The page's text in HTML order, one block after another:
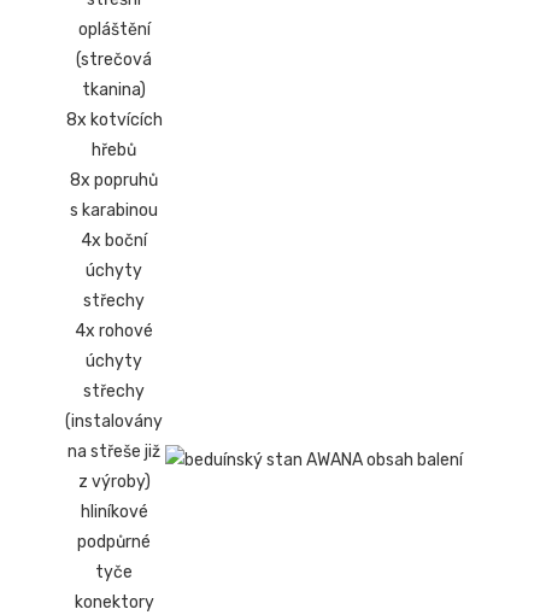
opláštění
(strečová
tkanina)
8x kotvících
hřebů
8x popruhů
s karabinou
4x boční
úchyty
střechy
4x rohové
úchyty
střechy
(instalovány
na střeše již
z výroby)
hliníkové
podpůrné
tyče
konektory